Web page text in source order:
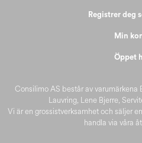
Consilimo AS består av varumärkena
Lauvring, Lene Bjerre,
Vi är en grossistverksamhet och säljer
handla via våra
Registrer deg
Min
Öppet